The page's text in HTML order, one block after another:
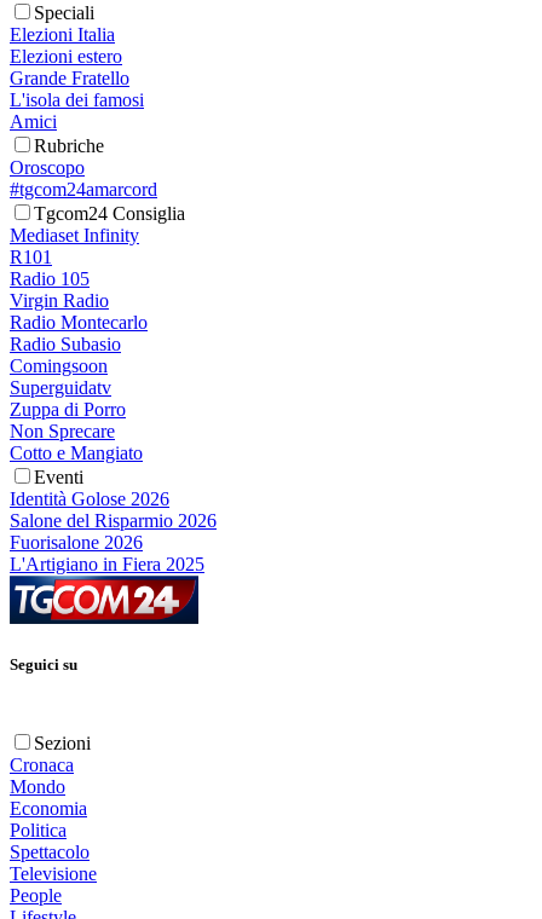
Speciali
Elezioni Italia
Elezioni estero
Grande Fratello
L'isola dei famosi
Amici
Rubriche
Oroscopo
#tgcom24amarcord
Tgcom24 Consiglia
Mediaset Infinity
R101
Radio 105
Virgin Radio
Radio Montecarlo
Radio Subasio
Comingsoon
Superguidatv
Zuppa di Porro
Non Sprecare
Cotto e Mangiato
Eventi
Identità Golose 2026
Salone del Risparmio 2026
Fuorisalone 2026
L'Artigiano in Fiera 2025
Seguici su
Sezioni
Cronaca
Mondo
Economia
Politica
Spettacolo
Televisione
People